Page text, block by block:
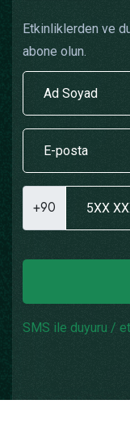
Etkinliklerden ve
abone olun.
+90
SMS ile duyuru /